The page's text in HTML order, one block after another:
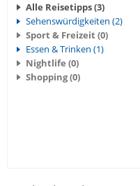
Alle Reisetipps (3)
Sehenswürdigkeiten (2)
Sport & Freizeit (0)
Essen & Trinken (1)
Nightlife (0)
Shopping (0)